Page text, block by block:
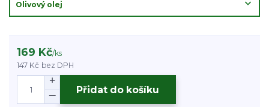
169 Kč/ks
147 Kč bez DPH
Přidat do košíku